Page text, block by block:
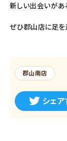
新しい出会いがあ
ぜひ郡山店に足
郡山南店
シェア